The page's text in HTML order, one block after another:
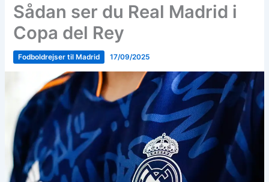
Sådan ser du Real Madrid i
Copa del Rey
Fodboldrejser til Madrid 17/09/2025